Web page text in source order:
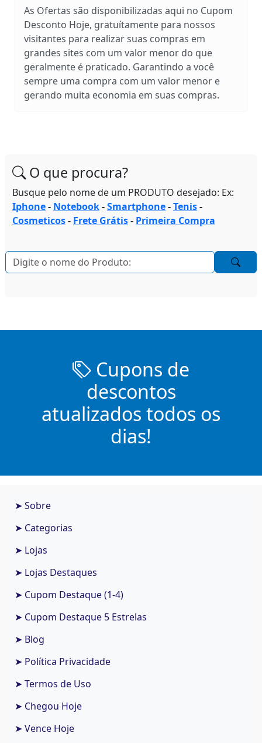
As Ofertas são disponibilizadas aqui no Cupom
Desconto Hoje, gratuítamente para nossos
visitantes para realizar suas compras em
grandes sites com um valor menor do que
geralmente é praticado. Garantindo a você
sempre uma compra com um valor menor e
gerando muita economia em suas compras.
O que procura?
Busque pelo nome de um PRODUTO desejado: Ex:
Iphone- Notebook-Smartphone-Tenis-
Cosmeticos- Frete Grátis- Primeira Compra
Cupons de
descontos
atualizados todos os
dias!
➤ Sobre
➤ Categorias
➤ Lojas
➤ Lojas Destaques
➤ Cupom Destaque (1-4)
➤ Cupom Destaque 5 Estrelas
➤ Blog
➤ Política Privacidade
➤ Termos de Uso
➤ Chegou Hoje
➤ Vence Hoje